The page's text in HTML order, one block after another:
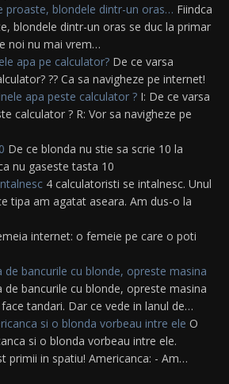
proaste, blondele dintr-un oras… Fiindca
blondele dintr-un oras se duc la primar
noi nu mai vrem…
apa pe calculator? De ce varsa
?? Ca sa navigheze pe internet!
apa peste calculator ? I: De ce varsa
calculator ? R: Vor sa navigheze pe
De ce blonda nu stie sa scrie 10 la
nu gaseste tasta 10
4 calculatoristi se intalnesc. Unul
tipa am agatat aseara. Am dus-o la
internet: o femeie pe care o poti
de bancurile cu blonde, opreste masina
de bancurile cu blonde, opreste masina
tandari. Dar ce vede in lanul de…
si o blonda vorbeau intre ele O
si o blonda vorbeau intre ele.
primii in spatiu! Americanca: - Am…